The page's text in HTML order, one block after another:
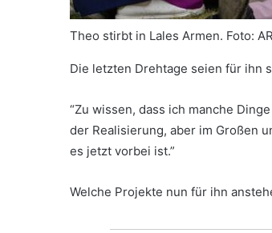
Theo stirbt in Lales Armen. Foto:
Die letzten Drehtage seien für ihn
“Zu wissen, dass ich manche
der Realisierung, aber im Großen
es jetzt vorbei ist.”
Welche Projekte nun für ihn